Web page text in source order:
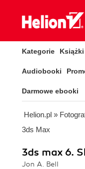
Kategorie Książki
Audiobooki
Darmowe ebooki
Helion.pl »
3ds Max
3ds max 6.
Jon A. Bell